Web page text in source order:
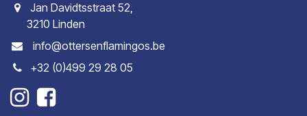
Jan Davidtsstraat 52,
3210 Linden
info@ottersenflamingos.be
+32 (0)499 29 28 05